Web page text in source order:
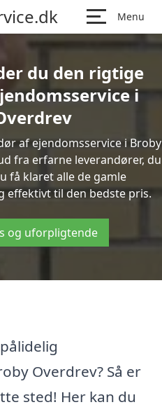
Menu
du den rigtige
i
af ejendomsservice i Broby
fra erfarne leverandører, du
få klaret alle de gamle
til den bedste pris.
og uforpligtende
Overdrev? Så er
sted! Her kan du